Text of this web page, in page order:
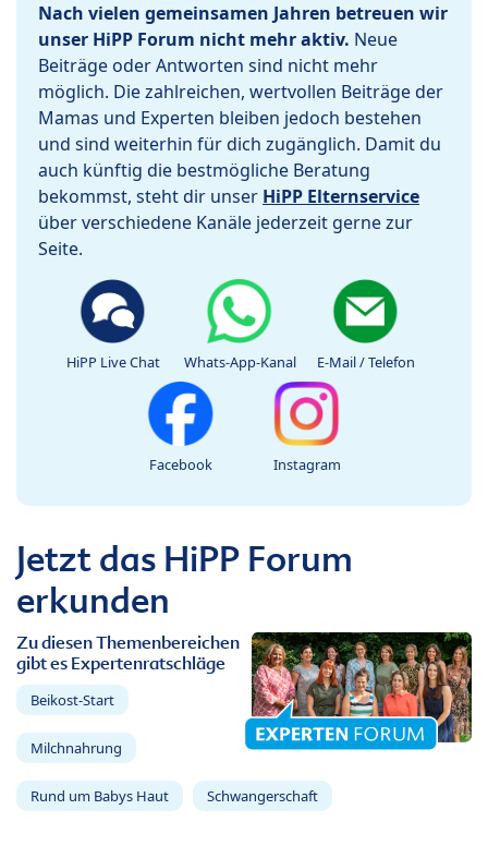
Nach vielen gemeinsamen Jahren betreuen wir
unser HiPP Forum nicht mehr aktiv. Neue
Beiträge oder Antworten sind nicht mehr
möglich. Die zahlreichen, wertvollen Beiträge der
Mamas und Experten bleiben jedoch bestehen
und sind weiterhin für dich zugänglich. Damit du
auch künftig die bestmögliche Beratung
bekommst, steht dir unser HiPP Elternservice
über verschiedene Kanäle jederzeit gerne zur
Seite.
HiPP Live Chat Whats-App-Kanal E-Mail / Telefon
Facebook Instagram
Jetzt das HiPP Forum
erkunden
Zu diesen Themenbereichen
gibt es Expertenratschläge
Beikost-Start
Milchnahrung
Rund um Babys Haut Schwangerschaft